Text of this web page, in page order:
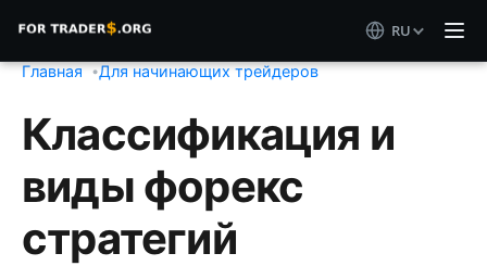
RU
Главная Для начинающих трейдеров
Классификация и
виды форекс
стратегий